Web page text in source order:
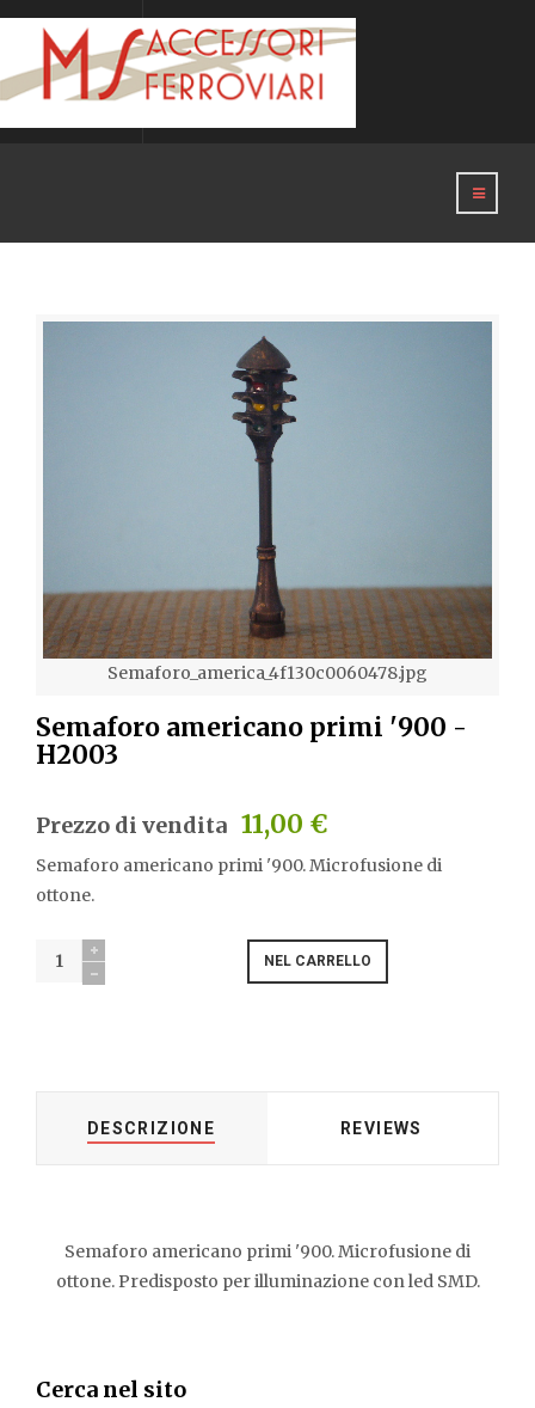
Semaforo_america_4f130c0060478.jpg
Semaforo americano primi '900 -
H2003
Prezzo di vendita 11,00 €
Semaforo americano primi '900. Microfusione di
ottone.
DESCRIZIONE REVIEWS
Semaforo americano primi '900. Microfusione di
ottone. Predisposto per illuminazione con led SMD.
Cerca nel sito